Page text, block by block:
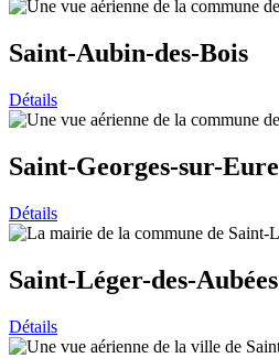
Saint-Aubin-des-Bois
Détails
Saint-Georges-sur-Eure
Détails
Saint-Léger-des-Aubées
Détails